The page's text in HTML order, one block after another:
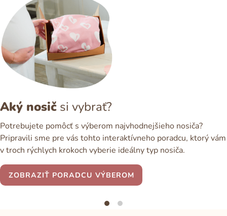
Aký nosič si vybrať?
Potrebujete pomôcť s výberom najvhodnejšieho nosiča?
Pripravili sme pre vás tohto interaktívneho poradcu, ktorý vám
v troch rýchlych krokoch vyberie ideálny typ nosiča.
ZOBRAZIŤ PORADCU VÝBEROM